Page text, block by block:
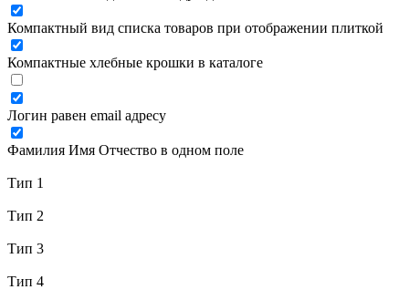
Компактный вид списка товаров при отображении плиткой
Компактные хлебные крошки в каталоге
Логин равен email адресу
Фамилия Имя Отчество в одном поле
Тип 1
Тип 2
Тип 3
Тип 4